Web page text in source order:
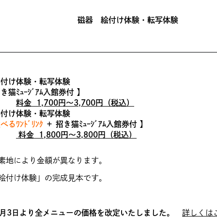
磁器 絵付け体験・転写体験
け体験・転写体験
ﾐｭｰｼﾞｱﾑ入館券付 】
料金 1,700円～3,700円（税込）
け体験・転写体験
るﾜﾝﾄﾞﾘﾝｸ ＋ 招き猫ﾐｭｰｼﾞｱﾑ入館券付 】
料金 1,800円～3,800円（税込）
地により金額が異なります。
付け体験」の完成見本です。
3日より全メニューの価格を改定いたしました。 詳しくは